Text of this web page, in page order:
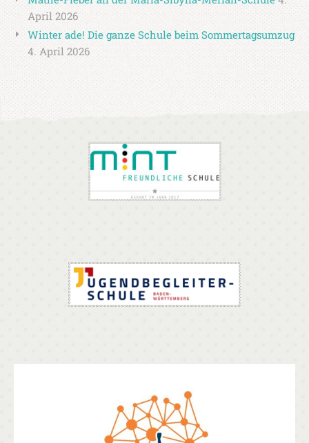
April 2026
Winter ade! Die ganze Schule beim Sommertagsumzug
4. April 2026